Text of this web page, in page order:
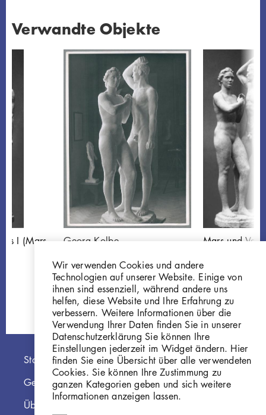
Verwandte Objekte
I (Mars
Georg Kolbe
1940, Gips
GKFo-0500_001
Mars und
W 40.003
Hauptnavigation
Startseite
Georg Kolbe Museum
Über die Online Sammlung
Wir verwenden Cookies und andere
Technologien auf unserer Website. Einige von
ihnen sind essenziell, während andere uns
helfen, diese Website und Ihre Erfahrung zu
verbessern. Weitere Informationen über die
Verwendung Ihrer Daten finden Sie in unserer
Datenschutzerklärung Sie können Ihre
Einstellungen jederzeit im Widget ändern. Hier
finden Sie eine Übersicht über alle verwendeten
Cookies. Sie können Ihre Zustimmung zu
ganzen Kategorien geben und sich weitere
Informationen anzeigen lassen.